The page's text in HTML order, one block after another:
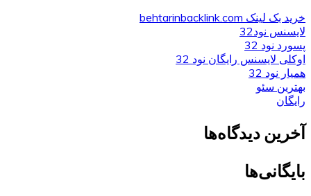
خرید بک لینک behtarinbacklink.com
لایسنس نود32
پسورد نود 32
اوکلی لایسنس رایگان نود 32
همیار نود 32
بهترین سئو
رایگان
آخرین دیدگاه‌ها
بایگانی‌ها